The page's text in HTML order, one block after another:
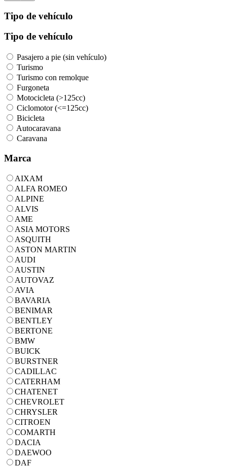
Tipo de vehículo
Tipo de vehículo
Pasajero a pie (sin vehículo)
Turismo
Turismo con remolque
Furgoneta
Motocicleta (>125cc)
Ciclomotor (<=125cc)
Bicicleta
Autocaravana
Caravana
Marca
AIXAM
ALFA ROMEO
ALPINE
ALVIS
AME
ASIA MOTORS
ASQUITH
ASTON MARTIN
AUDI
AUSTIN
AUTOVAZ
AVIA
BAVARIA
BENIMAR
BENTLEY
BERTONE
BMW
BUICK
BURSTNER
CADILLAC
CATERHAM
CHATENET
CHEVROLET
CHRYSLER
CITROEN
COMARTH
DACIA
DAEWOO
DAF